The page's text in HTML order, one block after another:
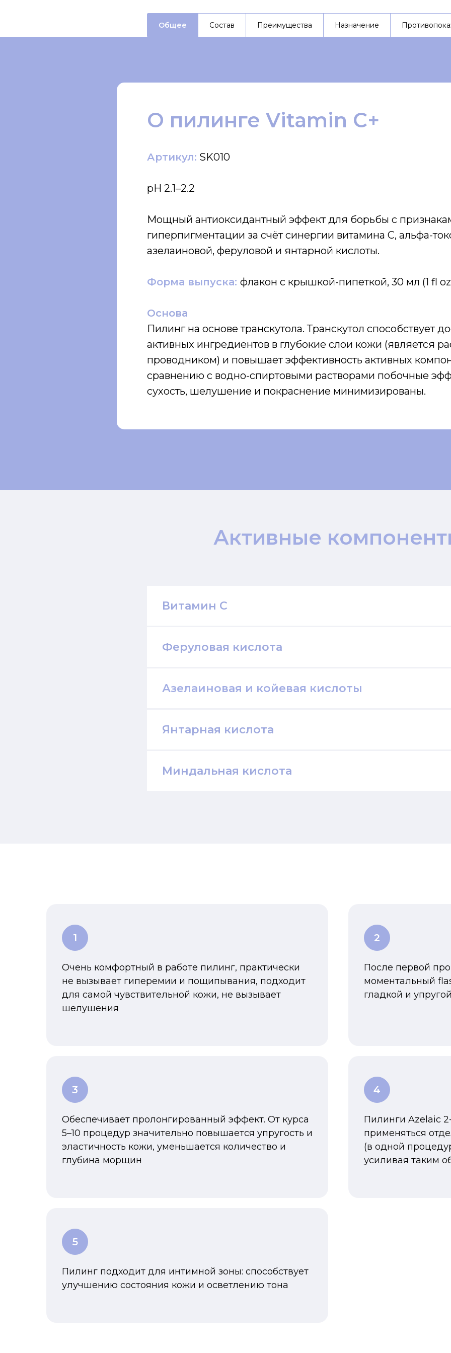
Общее Состав Преимущества Назначение
О пилинге Vitamin C+
Артикул: SK010
pH 2.1–2.2
Мощный антиоксидантный эффект для борьбы с
гиперпигментации за счёт синергии витамина С, альфа-
азелаиновой, феруловой и янтарной кислоты.
Форма выпуска: флакон с крышкой-пипеткой, 30 мл (1 fl
Основа
Пилинг на основе транскутола. Транскутол способствует
активных ингредиентов в глубокие слои кожи (является
проводником) и повышает эффективность активных
сравнению с водно-спиртовыми растворами побочные
сухость, шелушение и покраснение минимизированы.
Активные
Витамин C
Феруловая кислота
Азелаиновая и койевая кислоты
Янтарная кислота
Миндальная кислота
Очень комфортный в работе пилинг, практически
не вызывает гиперемии и пощипывания, подходит
для самой чувствительной кожи, не вызывает
шелушения
После первой
моментальный
гладкой и
Обеспечивает пролонгированный эффект. От курса
5–10 процедур значительно повышается упругость и
эластичность кожи, уменьшается количество и
глубина морщин
Пилинги Azelaic
применяться
(в одной
усиливая таким
Пилинг подходит для интимной зоны: способствует
улучшению состояния кожи и осветлению тона